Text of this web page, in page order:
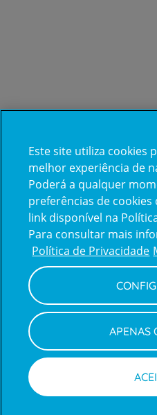
Este site utiliza cookies
melhor experiência de
Poderá a qualquer
preferências de cookies
link disponível na
Para consultar mais
Política de Privacidade
APENAS